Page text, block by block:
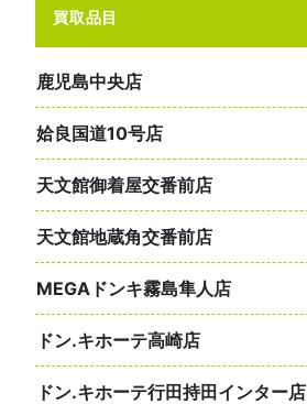
買取品目
鹿児島中央店
姶良国道10号店
天文館御着屋交番前店
天文館地蔵角交番前店
MEGAドンキ霧島隼人店
ドン.キホーテ高崎店
ドン.キホーテ行田持田インター店